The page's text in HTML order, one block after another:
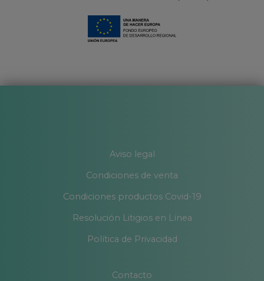
Aviso legal
Condiciones de venta
Condiciones productos Covid-19
Resolución Litigios en Línea
Política de Privacidad
Contacto